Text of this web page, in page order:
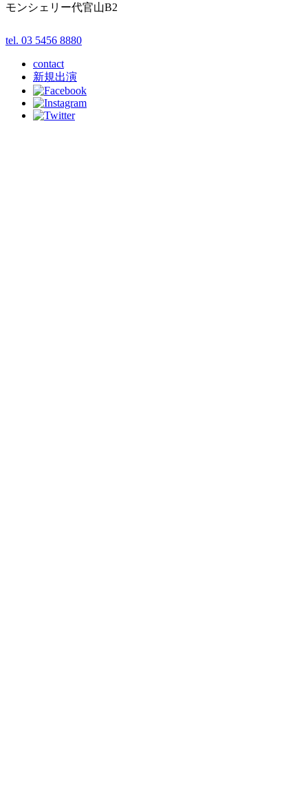
モンシェリー代官山B2
tel. 03 5456 8880
contact
新規出演